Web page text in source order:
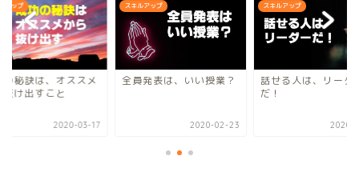
アップ
の秘訣は、オススメ
抜け出すこと
2020-03-17
スキルアップ
全員発表は、いい授業？
2020-02-23
スキルアップ
話せる人は、リーダ
だ！
2020-